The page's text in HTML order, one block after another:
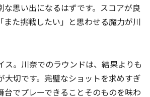
な思い出になるはずです。スコアが良
また挑戦したい」と思わせる魔力が川
ス。川奈でのラウンドは、結果よりも
大切です。完璧なショットを求めすぎ
台でプレーできることそのものを味わ